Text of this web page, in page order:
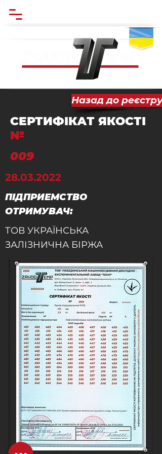
Назад до реєстру
СЕРТИФІКАТ ЯКОСТІ
№
009
28.03.2022
ПІДПРИЕМСТВО
ОТРИМУВАЧ:
ТОВ УКРАЇНСЬКА
ЗАЛІЗНИЧНА БІРЖА